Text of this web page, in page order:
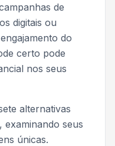
de
digitais ou
do
certo pode
nos seus
alternativas
examinando seus
únicas.